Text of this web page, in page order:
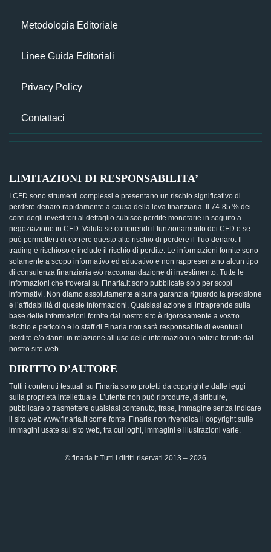
Metodologia Editoriale
Linee Guida Editoriali
Privacy Policy
Contattaci
LIMITAZIONI DI RESPONSABILITA’
I CFD sono strumenti complessi e presentano un rischio significativo di
perdere denaro rapidamente a causa della leva finanziaria. Il 74-85 % dei
conti degli investitori al dettaglio subisce perdite monetarie in seguito a
negoziazione in CFD. Valuta se comprendi il funzionamento dei CFD e se
può permetterti di correre questo alto rischio di perdere il Tuo denaro. Il
trading è rischioso e include il rischio di perdite. Le informazioni fornite sono
solamente a scopo informativo ed educativo e non rappresentano alcun tipo
di consulenza finanziaria e/o raccomandazione di investimento. Tutte le
informazioni che troverai su Finaria.it sono pubblicate solo per scopi
informativi. Non diamo assolutamente alcuna garanzia riguardo la precisione
e l’affidabilità di queste informazioni. Qualsiasi azione si intraprende sulla
base delle informazioni fornite dal nostro sito è rigorosamente a vostro
rischio e pericolo e lo staff di Finaria non sarà responsabile di eventuali
perdite e/o danni in relazione all’uso delle informazioni o notizie fornite dal
nostro sito web.
DIRITTO D’AUTORE
Tutti i contenuti testuali su Finaria sono protetti da copyright e dalle leggi
sulla proprietà intellettuale. L’utente non può riprodurre, distribuire,
pubblicare o trasmettere qualsiasi contenuto, frase, immagine senza indicare
il sito web www.finaria.it come fonte. Finaria non rivendica il copyright sulle
immagini usate sul sito web, tra cui loghi, immagini e illustrazioni varie.
© finaria.it Tutti i diritti riservati 2013 – 2026